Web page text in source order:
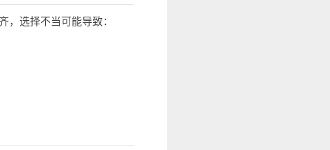
，选择不当可能导致：